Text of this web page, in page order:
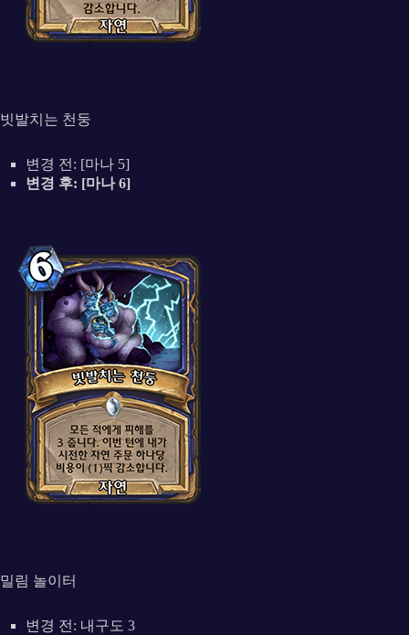
빗발치는 천둥
변경 전: [마나 5]
변경 후: [마나 6]
밀림 놀이터
변경 전: 내구도 3